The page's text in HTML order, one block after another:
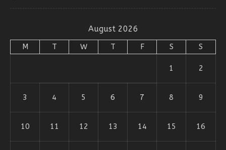
August 2026
M T W T F S S
1 2
3 4 5 6 7 8 9
10 11 12 13 14 15 16